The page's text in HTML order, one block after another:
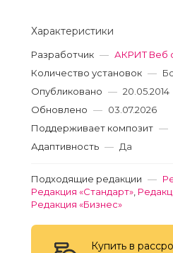
Характеристики
Разработчик — АКРИТ Веб
Количество установок —
Опубликовано — 20.05.2014
Обновлено — 03.07.2026
Поддерживает композит —
Адаптивность — Да
Подходящие редакции —
Редакция «Стандарт»
Редакция «Бизнес»
Купить в